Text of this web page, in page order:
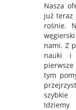
Nasza
już teraz
rośnie.
nami. Z
nauki i
pierwsze
tym
szybkie